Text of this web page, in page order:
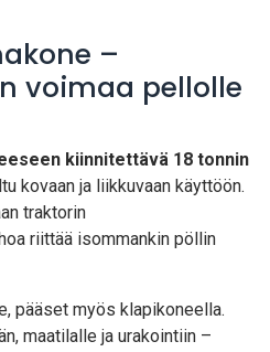
–
voimaa pellolle
kiinnitettävä 18 tonnin
kovaan ja liikkuvaan käyttöön.
traktorin
riittää isommankin pöllin
pääset myös klapikoneella.
maatilalle ja urakointiin –